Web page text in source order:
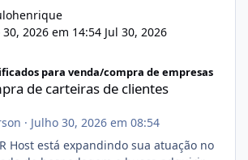
30, 2026 em 14:54 Jul 30, 2026
para venda/compra de empresas
de carteiras de clientes
· Julho 30, 2026 em 08:54
Host está expandindo sua atuação no